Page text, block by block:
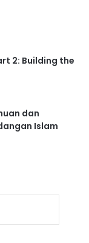
2: Building the
dan
Islam